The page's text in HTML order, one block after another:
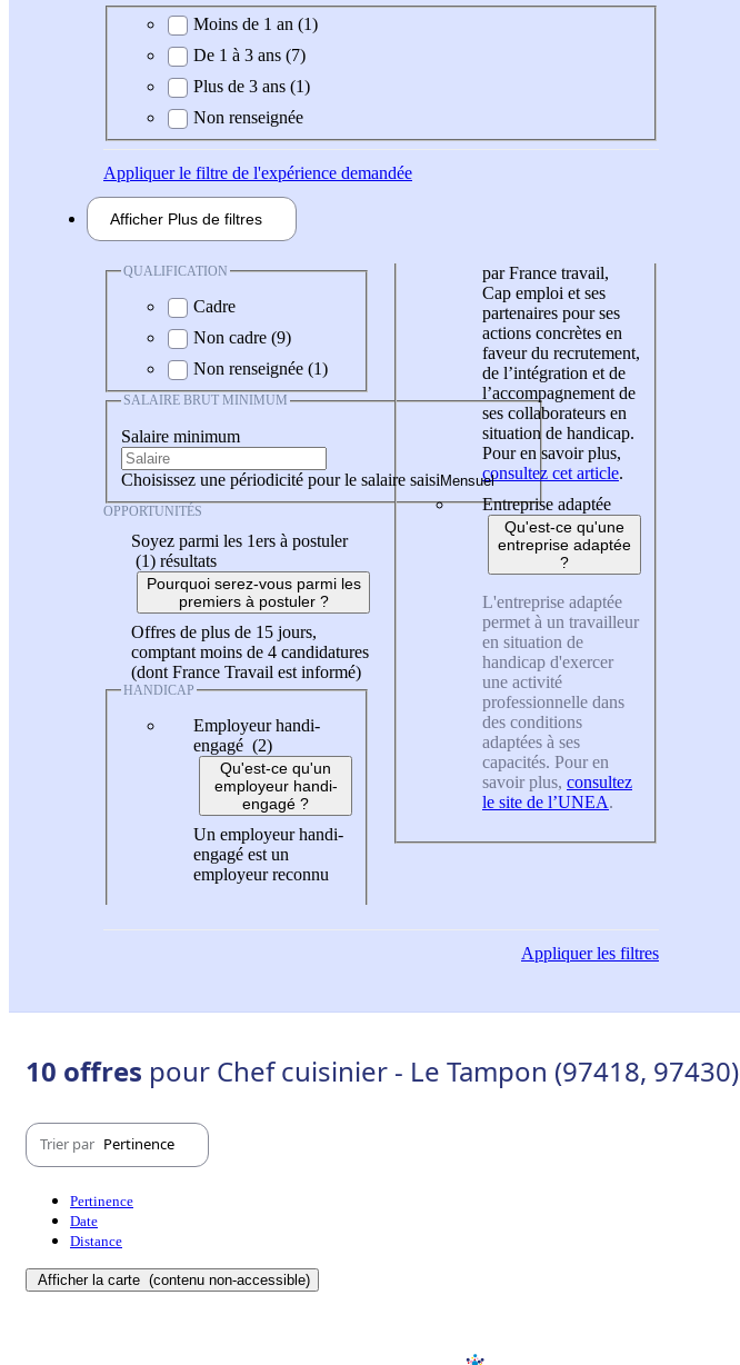
Expérience demandée
Moins de 1 an (1)
De 1 à 3 ans (7)
Plus de 3 ans (1)
Non renseignée
Appliquerle filtre de l'expérience demandée
Afficher Plus de filtres
QUALIFICATION
Cadre
Non cadre (9)
Non renseignée (1)
SALAIRE BRUT MINIMUM
Salaire minimum
Choisissez une périodicité pour le salaire saisi
OPPORTUNITÉS
Soyez parmi les 1ers à postuler
(1) résultats
Pourquoi serez-vous parmi les
premiers à postuler ?
Offres de plus de 15 jours,
comptant moins de 4 candidatures
(dont France Travail est informé)
HANDICAP
Employeur handi-
engagé (2)
Qu'est-ce qu'un
employeur handi-
engagé ?
Un employeur handi-
engagé est un
employeur reconnu
par France travail,
Cap emploi et ses
partenaires pour ses
actions concrètes en
faveur du recrutement,
de l’intégration et de
l’accompagnement de
ses collaborateurs en
situation de handicap.
Pour en savoir plus,
consultez cet article.
Entreprise adaptée
Qu'est-ce qu'une
entreprise adaptée
?
L'entreprise adaptée
permet à un travailleur
en situation de
handicap d'exercer
une activité
professionnelle dans
des conditions
adaptées à ses
capacités. Pour en
savoir plus, consultez
le site de l’UNEA.
Appliquerles filtres
10 offres pour Chef cuisinier - Le Tampon (97418, 97430)
Trier par Pertinence
Pertinence
Date
Distance
Afficher la carte (contenu non-accessible)